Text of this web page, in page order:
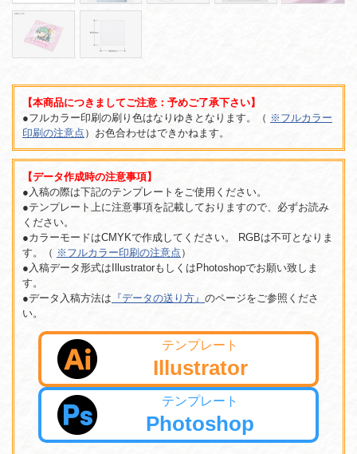
【本商品につきましてご注意：予めご了承下さい】
●フルカラー印刷の刷り色はなりゆきとなります。（ ※フルカラー
印刷の注意点 ）お色合わせはできかねます。
【データ作成時の注意事項】
●入稿の際は下記のテンプレートをご使用ください。
●テンプレート上に注意事項を記載しておりますので、必ずお読み
ください。
●カラーモードはCMYKで作成してください。 RGBは不可となりま
す。（ ※フルカラー印刷の注意点 ）
●入稿データ形式はIllustratorもしくはPhotoshopでお願い致しま
す。
●データ入稿方法は 『データの送り方』 のページをご参照くださ
い。
テンプレート
Illustrator
テンプレート
Photoshop